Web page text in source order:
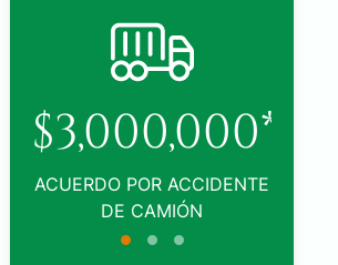
$1,005,000*
ACUERDO POR ACCIDENTE
DE TRÁFICO